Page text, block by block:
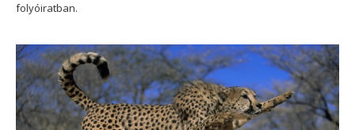
folyóiratban.